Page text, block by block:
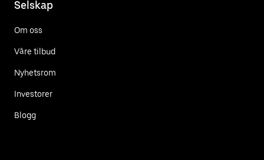
Selskap
Om oss
Våre tilbud
Nyhetsrom
Investorer
Blogg